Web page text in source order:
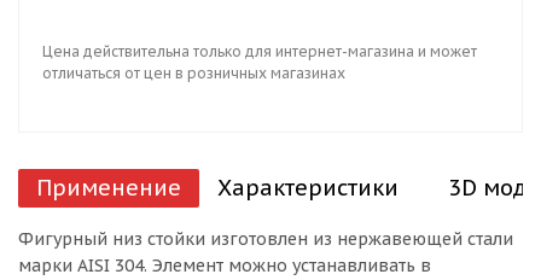
Цена действительна только для интернет-магазина и может
отличаться от цен в розничных магазинах
Применение Характеристики 3D
Фигурный низ стойки изготовлен из нержавеющей стали
марки AISI 304. Элемент можно устанавливать в